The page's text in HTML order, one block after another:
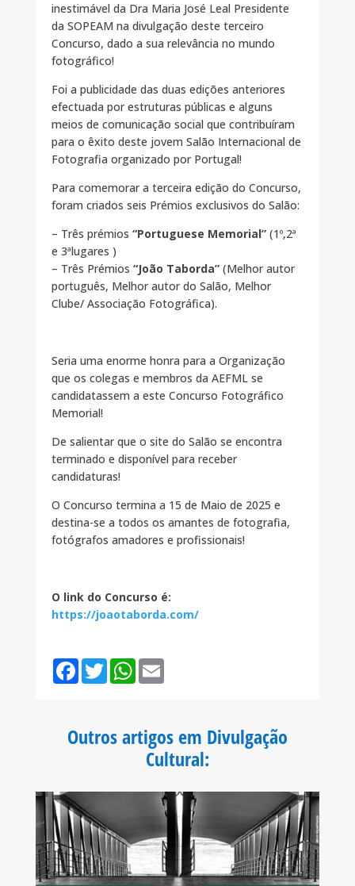
inestimável da Dra Maria José Leal Presidente
da SOPEAM na divulgação deste terceiro
Concurso, dado a sua relevância no mundo
fotográfico!
Foi a publicidade das duas edições anteriores
efectuada por estruturas públicas e alguns
meios de comunicação social que contribuíram
para o êxito deste jovem Salão Internacional de
Fotografia organizado por Portugal!
Para comemorar a terceira edição do Concurso,
foram criados seis Prémios exclusivos do Salão:
– Três prémios “Portuguese Memorial”(1º,2ª
e 3ªlugares )
– Três Prémios “João Taborda”(Melhor autor
português, Melhor autor do Salão, Melhor
Clube/ Associação Fotográfica).
Seria uma enorme honra para a Organização
que os colegas e membros da AEFML se
candidatassem a este Concurso Fotográfico
Memorial!
De salientar que o site do Salão se encontra
terminado e disponível para receber
candidaturas!
O Concurso termina a 15 de Maio de 2025 e
destina-se a todos os amantes de fotografia,
fotógrafos amadores e profissionais!
O link do Concurso é:
https://joaotaborda.com/
F
o
T
w
r
W
A
p
E
Outros artigos em Divulgação
Cultural: